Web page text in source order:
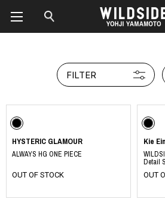
FILTER
HYSTERIC GLAMOUR
ALWAYS HG ONE PIECE
OUT OF STOCK
Kie
Detail
OUT